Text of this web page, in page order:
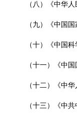
（八）《中华
（九）《中国
（十）《中国
（十一）《中
（十二）《中
（十三）《中